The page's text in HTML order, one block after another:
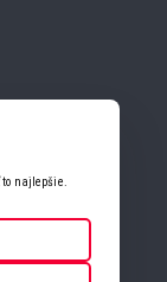
to najlepšie.